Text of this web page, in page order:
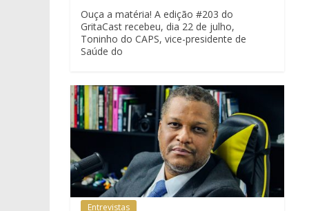
Ouça a matéria! A edição #203 do
GritaCast recebeu, dia 22 de julho,
Toninho do CAPS, vice-presidente de
Saúde do
Entrevistas